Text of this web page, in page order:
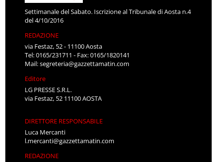
Settimanale del Sabato. Iscrizione al Tribunale di Aosta n.4
del 4/10/2016
REDAZIONE
via Festaz, 52 - 11100 Aosta
Tel: 0165/231711 - Fax: 0165/1820141
Mail:segreteria@gazzettamatin.com
Editore
LG PRESSE S.R.L.
via Festaz, 52 11100 AOSTA
DIRETTORE RESPONSABILE
Luca Mercanti
l.mercanti@gazzettamatin.com
REDAZIONE